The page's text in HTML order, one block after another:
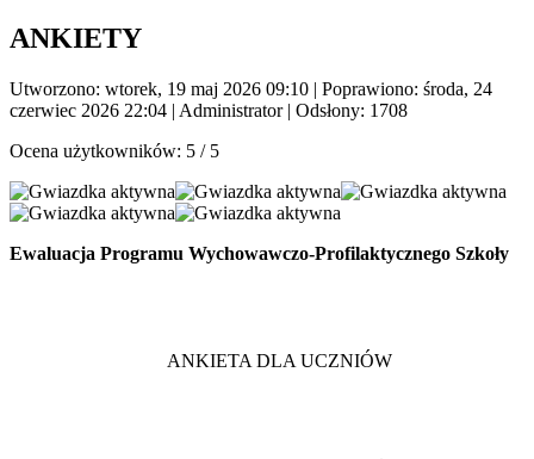
ANKIETY
Utworzono: wtorek, 19 maj 2026 09:10 | Poprawiono: środa, 24
czerwiec 2026 22:04 | Administrator| Odsłony: 1708
Ocena użytkowników: 5 / 5
Ewaluacja Programu Wychowawczo-Profilaktycznego Szkoły
ANKIETA DLA UCZNIÓW